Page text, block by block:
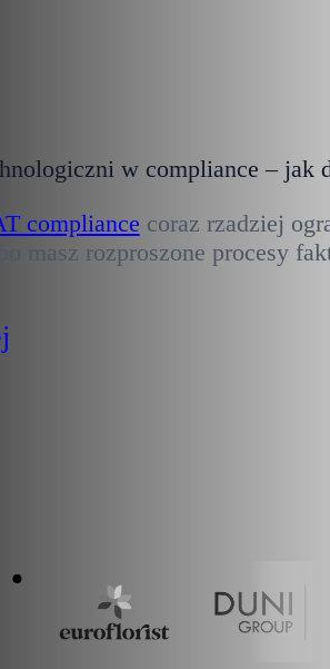
w compliance – jak
compliance coraz rzadziej
masz rozproszone procesy